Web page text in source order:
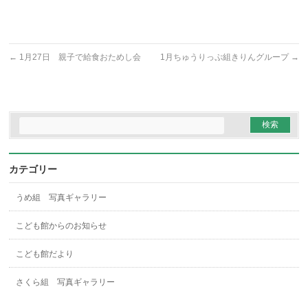
← 1月27日 親子で給食おためし会 1月ちゅうりっぷ組きりんグループ →
カテゴリー
うめ組 写真ギャラリー
こども館からのお知らせ
こども館だより
さくら組 写真ギャラリー